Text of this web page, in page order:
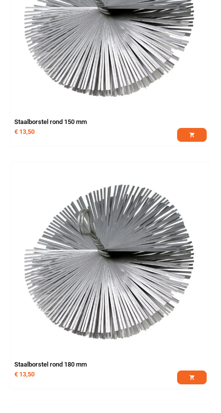
Staalborstel rond 150 mm
€ 13,50
Staalborstel rond 180 mm
€ 13,50